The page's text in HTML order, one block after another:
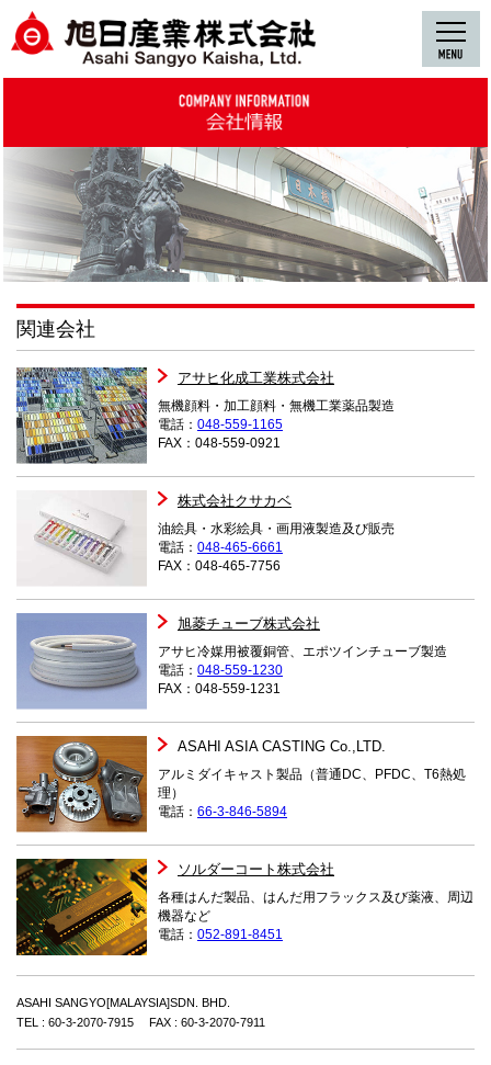
関連会社
アサヒ化成工業株式会社
無機顔料・加工顔料・無機工業薬品製造
電話： 048-559-1165
FAX：048-559-0921
株式会社クサカベ
油絵具・水彩絵具・画用液製造及び販売
電話： 048-465-6661
FAX：048-465-7756
旭菱チューブ株式会社
アサヒ冷媒用被覆銅管、エポツインチューブ製造
電話： 048-559-1230
FAX：048-559-1231
ASAHI ASIA CASTING Co.,LTD.
アルミダイキャスト製品（普通DC、PFDC、T6熱処
理）
電話： 66-3-846-5894
ソルダーコート株式会社
各種はんだ製品、はんだ用フラックス及び薬液、周辺
機器など
電話： 052‐891‐8451
ASAHI SANGYO[MALAYSIA]SDN. BHD.
TEL : 60-3-2070-7915 FAX : 60-3-2070-7911